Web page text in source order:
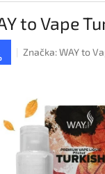
to Vape
Značka:WAY to